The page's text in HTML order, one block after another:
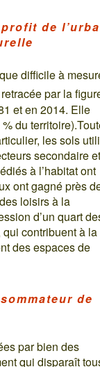
de
difficile à
par la
et en 2014. Elle
du
les sols
secondaire et
à l’habitat ont
ont gagné près
loisirs à la
d’un quart
contribuent à la
des espaces de
de
par bien des
qui disparaît